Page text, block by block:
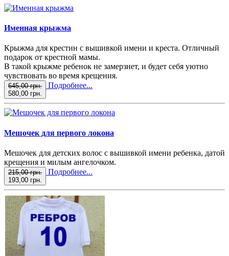
Именная крыжма
Крыжма для крестин с вышивкой имени и креста. Отличный
подарок от крестной мамы.
В такой крыжме ребенок не замерзнет, и будет себя уютно
чувствовать во время крещения.
645,00 грн.
580,00 грн.
Подробнее...
Мешочек для первого локона
Мешочек для детских волос с вышивкой имени ребенка, датой
крещения и милым ангелочком.
215,00 грн.
193,00 грн.
Подробнее...